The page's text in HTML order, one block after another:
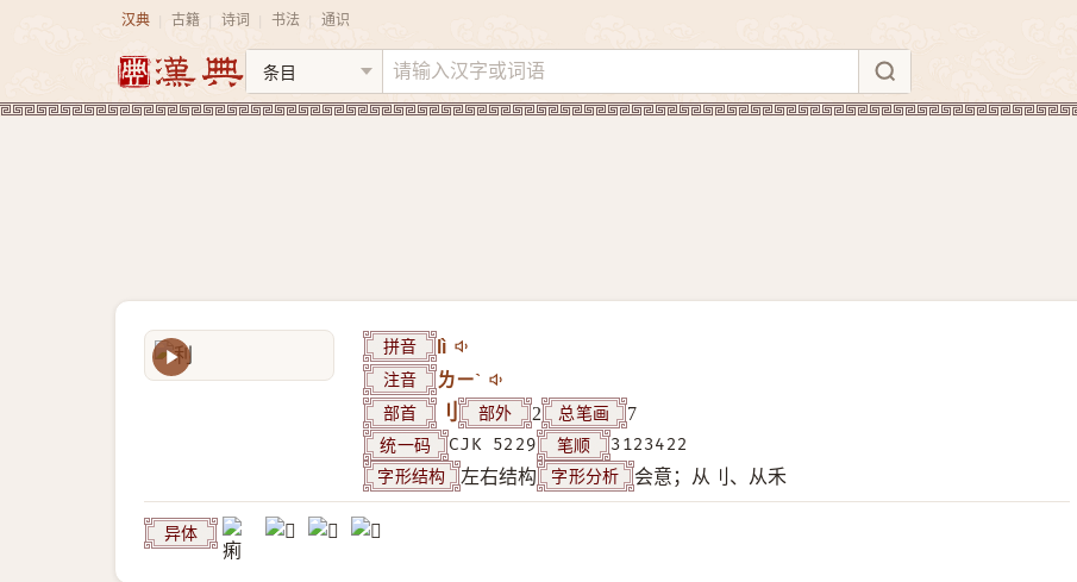
汉典 古籍 诗词 书法 通识
拼音 lì
注音 ㄌㄧˋ
部首 刂 部外 2 总笔画 7
统一码 CJK 5229 笔顺 3123422
字形结构 左右结构 字形分析 会意；从刂、从禾
异体